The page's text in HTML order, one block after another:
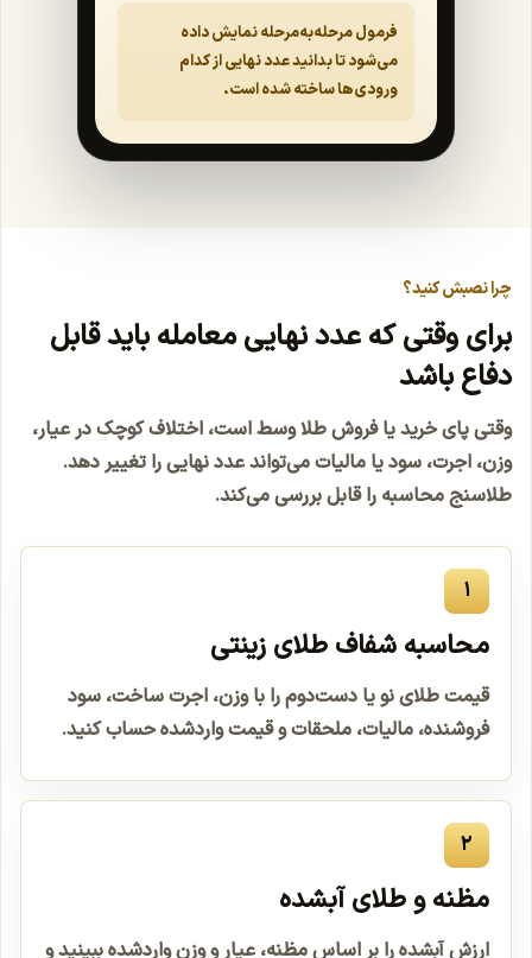
فرمول مرحله‌به‌مرحله نمایش داده
می‌شود تا بدانید عدد نهایی از کدام
ورودی‌ها ساخته شده است.
چرا نصبش کنید؟
برای وقتی که عدد نهایی معامله باید قابل
دفاع باشد
وقتی پای خرید یا فروش طلا وسط است، اختلاف کوچک در عیار،
وزن، اجرت، سود یا مالیات می‌تواند عدد نهایی را تغییر دهد.
طلاسنج محاسبه را قابل بررسی می‌کند.
۱
محاسبه شفاف طلای زینتی
قیمت طلای نو یا دست‌دوم را با وزن، اجرت ساخت، سود
فروشنده، مالیات، ملحقات و قیمت واردشده حساب کنید.
۲
مظنه و طلای آبشده
ارزش آبشده را بر اساس مظنه، عیار و وزن واردشده ببینید و